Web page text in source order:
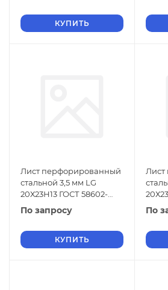
КУПИТЬ
Лист перфорированный
стальной 3,5 мм LG
20Х23Н13 ГОСТ 58602-
2019
По запросу
КУПИТЬ
2019
По